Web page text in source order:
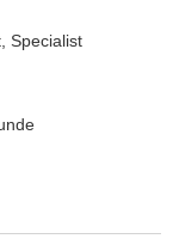
Specialist